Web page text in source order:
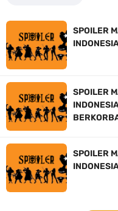
Resep Roti Panggang,
SPOILER
SPOILER
SPOILER